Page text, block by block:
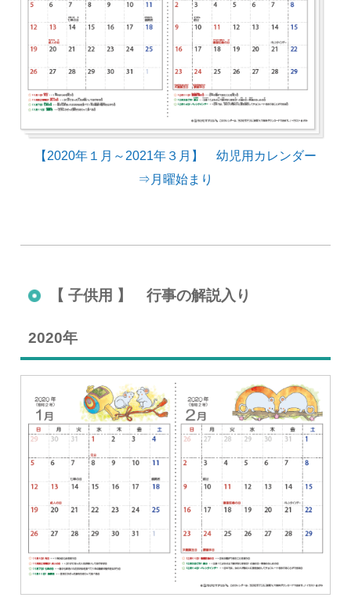
【2020年１月～2021年３月】 幼児用カレンダー
⇒月曜始まり
【 子供用 】 行事の解説入り
2020年